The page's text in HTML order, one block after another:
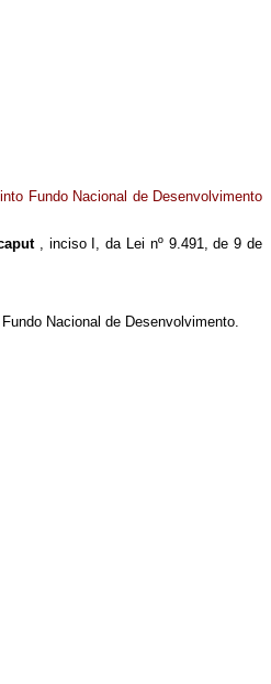
Fundo Nacional de Desenvolvimento
, inciso I, da Lei nº 9.491, de 9 de
Nacional de Desenvolvimento.